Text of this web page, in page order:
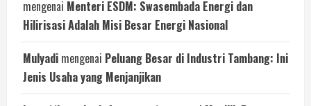
mengenai Menteri ESDM: Swasembada Energi dan
Hilirisasi Adalah Misi Besar Energi Nasional
Mulyadi mengenai Peluang Besar di Industri Tambang: Ini
Jenis Usaha yang Menjanjikan